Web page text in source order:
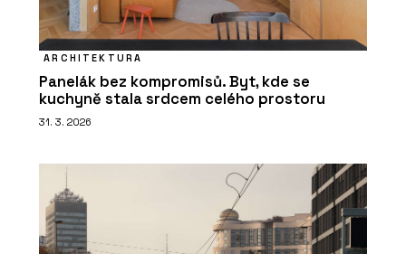
ARCHITEKTURA
Panelák bez kompromisů. Byt, kde se
kuchyně stala srdcem celého prostoru
31. 3. 2026